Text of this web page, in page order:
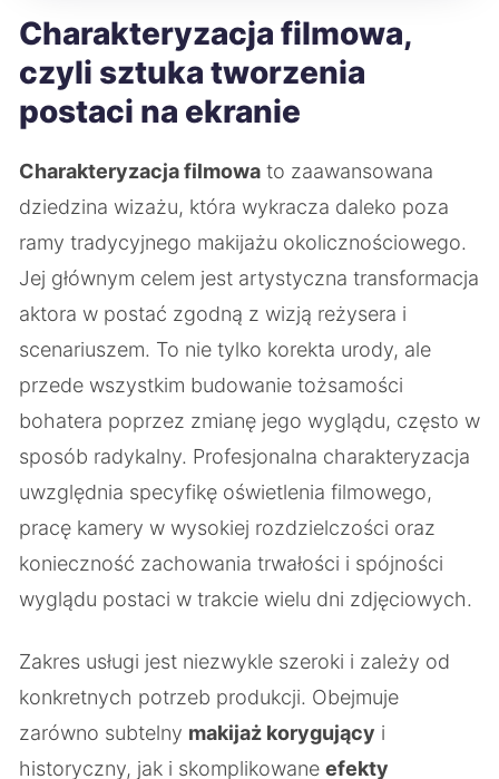
Charakteryzacja filmowa,
czyli sztuka tworzenia
postaci na ekranie
Charakteryzacja filmowa to zaawansowana
dziedzina wizażu, która wykracza daleko poza
ramy tradycyjnego makijażu okolicznościowego.
Jej głównym celem jest artystyczna transformacja
aktora w postać zgodną z wizją reżysera i
scenariuszem. To nie tylko korekta urody, ale
przede wszystkim budowanie tożsamości
bohatera poprzez zmianę jego wyglądu, często w
sposób radykalny. Profesjonalna charakteryzacja
uwzględnia specyfikę oświetlenia filmowego,
pracę kamery w wysokiej rozdzielczości oraz
konieczność zachowania trwałości i spójności
wyglądu postaci w trakcie wielu dni zdjęciowych.
Zakres usługi jest niezwykle szeroki i zależy od
konkretnych potrzeb produkcji. Obejmuje
zarówno subtelny makijaż korygujący i
historyczny, jak i skomplikowane efekty